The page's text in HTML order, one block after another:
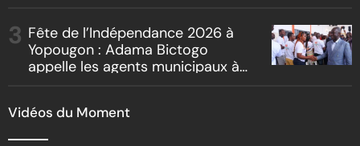
reboisement
Fête de l’Indépendance 2026 à
Yopougon : Adama Bictogo
appelle les agents municipaux à
Vidéos du Moment